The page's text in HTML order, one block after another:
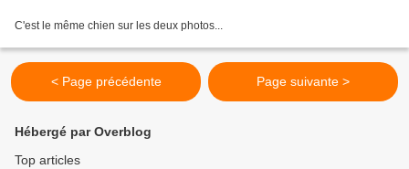
C'est le même chien sur les deux photos...
< Page précédente Page suivante >
Hébergé par Overblog
Top articles